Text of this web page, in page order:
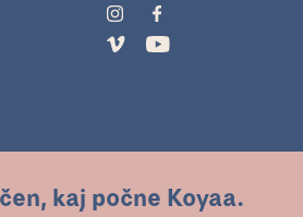
kaj počne Koyaa.